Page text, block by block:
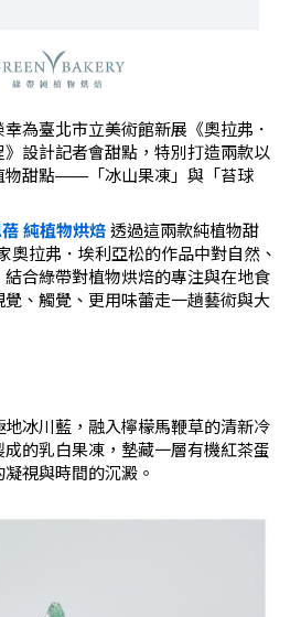
幸為臺北市立美術館新展《奧拉弗．
設計記者會甜點，特別打造兩款以
物甜點——「冰山果凍」與「苔球
純植物烘焙 透過這兩款純植物甜
奧拉弗．埃利亞松的作品中對自然、
合綠帶對植物烘焙的專注與在地食
、觸覺、更用味蕾走一趟藝術與大
冰川藍，融入檸檬馬鞭草的清新冷
的乳白果凍，墊藏一層有機紅茶蛋
視與時間的沉澱。